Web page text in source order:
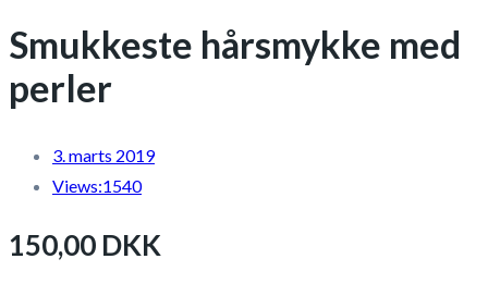
Smukkeste hårsmykke med
perler
3. marts 2019
Views:1540
150,00 DKK